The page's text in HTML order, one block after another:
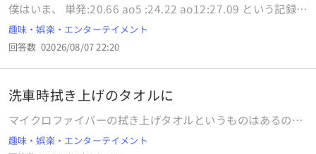
僕はいま、 単発:20.66 ao5 :24.22 ao12:27.09 という記録で
す。 PLLは全て覚えて、2look OLLの手順(十字OLL)も全て覚
えています。 何か20秒を切るためのアドバイス等ございまし
たら、答えていただけると幸いです。
趣味・娯楽・エンターテイメント
回答数 02026/08/07 22:20
洗車時拭き上げのタオルに
マイクロファイバーの拭き上げタオルというものはあるので
すか。
趣味・娯楽・エンターテイメント